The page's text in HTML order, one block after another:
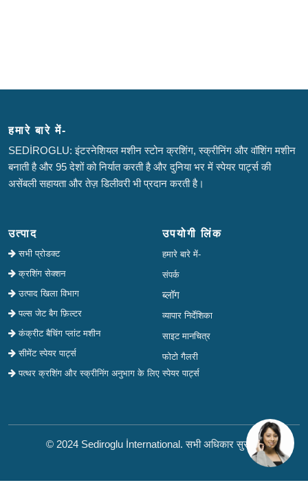
हमारे बारे में-
SEDİROGLU: इंटरनेशियल मशीन स्टोन क्रशिंग, स्क्रीनिंग और वॉशिंग मशीन
बनाती है और 95 देशों को निर्यात करती है और दुनिया भर में स्पेयर पार्ट्स की
असेंबली सहायता और तेज़ डिलीवरी भी प्रदान करती है।
उत्पाद
सभी प्रोडक्ट
क्रशिंग सेक्शन
उत्पाद खिला विभाग
पल्स जेट बैग फ़िल्टर
कंक्रीट बैचिंग प्लांट मशीन
सीमेंट स्पेयर पार्ट्स
पत्थर क्रशिंग और स्क्रीनिंग अनुभाग के लिए स्पेयर पार्ट्स
उपयोगी लिंक
हमारे बारे में-
संपर्क
ब्लॉग
व्यापार निर्देशिका
साइट मानचित्र
फोटो गैलरी
© 2024 Sediroglu İnternational. सभी अधिकार सुरक्षित